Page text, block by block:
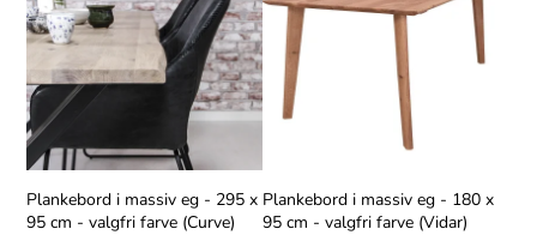
Plankebord i massiv eg - 295 x
95 cm - valgfri farve (Curve)
Plankebord i massiv eg - 180 x
95 cm - valgfri farve (Vidar)